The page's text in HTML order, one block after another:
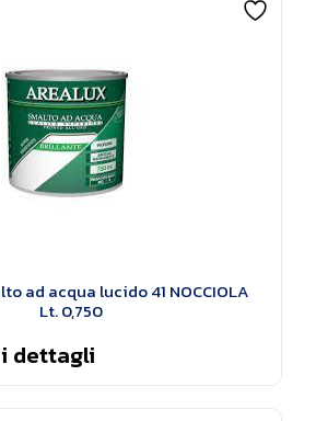
ad acqua lucido 41 NOCCIOLA
Lt. 0,750
dettagli